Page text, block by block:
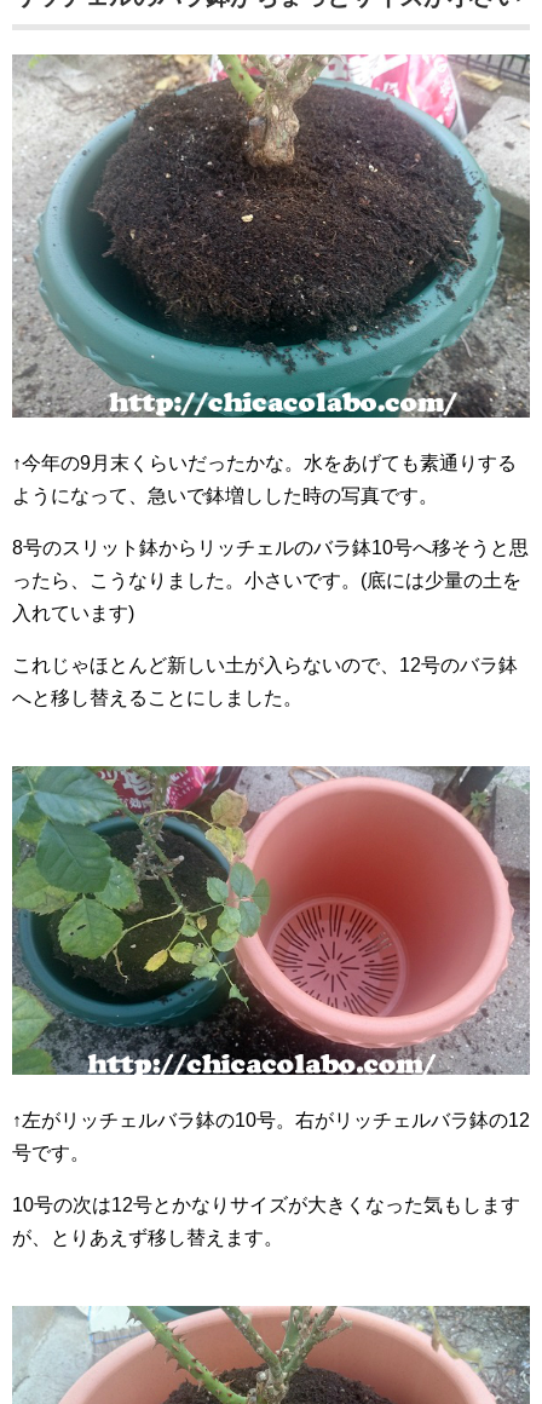
↑今年の9月末くらいだったかな。水をあげても素通りする
ようになって、急いで鉢増しした時の写真です。
8号のスリット鉢からリッチェルのバラ鉢10号へ移そうと思
ったら、こうなりました。小さいです。(底には少量の土を
入れています)
これじゃほとんど新しい土が入らないので、12号のバラ鉢
へと移し替えることにしました。
↑左がリッチェルバラ鉢の10号。右がリッチェルバラ鉢の12
号です。
10号の次は12号とかなりサイズが大きくなった気もします
が、とりあえず移し替えます。